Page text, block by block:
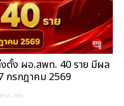
ตั้ง ผอ.สพท. 40 ราย มีผล
กรกฎาคม 2569
ก.ค. 2569